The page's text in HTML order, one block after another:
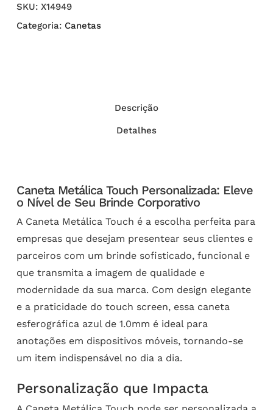
SKU: X14949
Categoria: Canetas
Descrição
Detalhes
Caneta Metálica Touch Personalizada: Eleve
o Nível de Seu Brinde Corporativo
A Caneta Metálica Touch é a escolha perfeita para
empresas que desejam presentear seus clientes e
parceiros com um brinde sofisticado, funcional e
que transmita a imagem de qualidade e
modernidade da sua marca. Com design elegante
e a praticidade do touch screen, essa caneta
esferográfica azul de 1.0mm é ideal para
anotações em dispositivos móveis, tornando-se
um item indispensável no dia a dia.
Personalização que Impacta